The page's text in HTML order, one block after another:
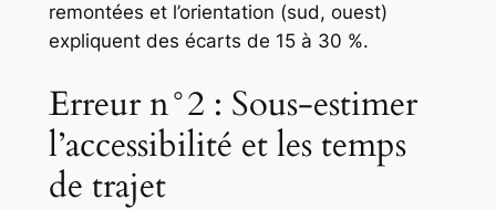
remontées et l’orientation (sud, ouest)
expliquent des écarts de 15 à 30 %.
Erreur n°2 : Sous-estimer
l’accessibilité et les temps
de trajet